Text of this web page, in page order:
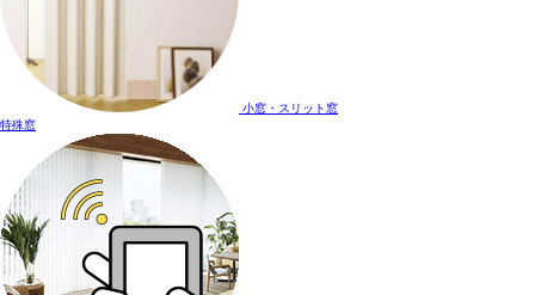
小窓・スリット窓
特殊窓